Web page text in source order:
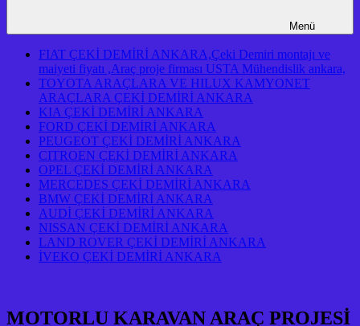
Menü
FIAT ÇEKİ DEMİRİ ANKARA,Çeki Demiri montajı ve
maiyeti fiyatı ,Araç proje firması USTA Mühendislik ankara,
TOYOTA ARAÇLARA VE HILUX KAMYONET
ARAÇLARA ÇEKİ DEMİRİ ANKARA
KIA ÇEKİ DEMİRİ ANKARA
FORD ÇEKİ DEMİRİ ANKARA
PEUGEOT ÇEKİ DEMİRİ ANKARA
CITROEN ÇEKİ DEMİRİ ANKARA
OPEL ÇEKİ DEMİRİ ANKARA
MERCEDES ÇEKİ DEMİRİ ANKARA
BMW ÇEKİ DEMİRİ ANKARA
AUDİ ÇEKİ DEMİRİ ANKARA
NISSAN ÇEKİ DEMİRİ ANKARA
LAND ROVER ÇEKİ DEMİRİ ANKARA
İVEKO ÇEKİ DEMİRİ ANKARA
MOTORLU KARAVAN ARAÇ PROJESİ